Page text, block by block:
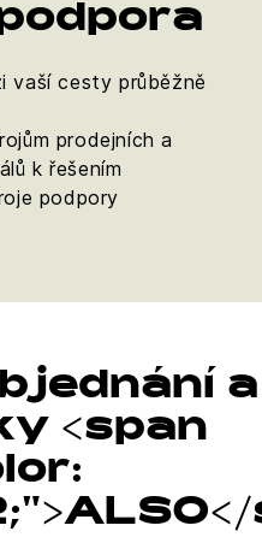
vaší cesty průběžně
prodejních a
k řešením
podpory
a
<span